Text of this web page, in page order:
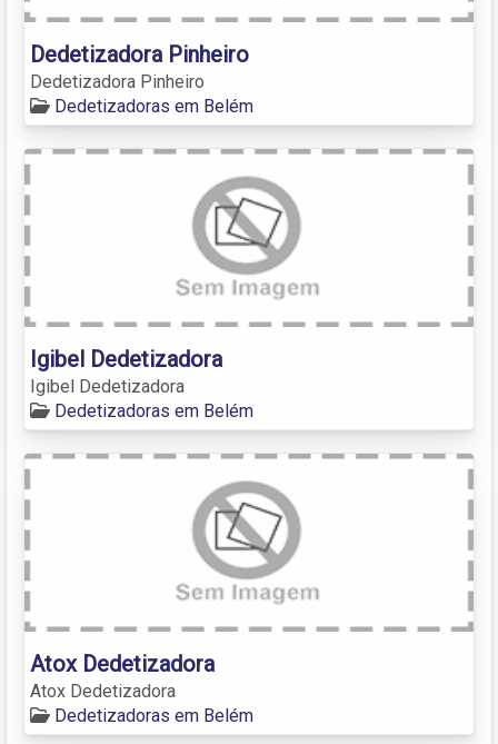
Dedetizadora Pinheiro
Dedetizadora Pinheiro
Dedetizadoras em Belém
Igibel Dedetizadora
Igibel Dedetizadora
Dedetizadoras em Belém
Atox Dedetizadora
Atox Dedetizadora
Dedetizadoras em Belém